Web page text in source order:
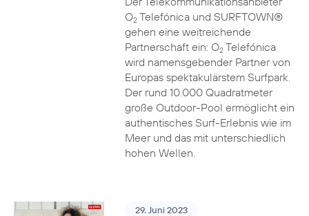
O2Telefónica und SURFTOWN®
gehen eine weitreichende
Partnerschaft ein: O2Telefónica
wird namensgebender Partner von
Europas spektakulärstem Surfpark.
Der rund 10.000 Quadratmeter
große Outdoor-Pool ermöglicht ein
authentisches Surf-Erlebnis wie im
Meer und das mit unterschiedlich
hohen Wellen.
29. Juni 2023